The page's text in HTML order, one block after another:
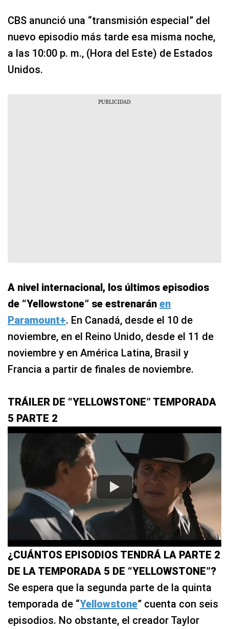
CBS anunció una “transmisión especial” del
nuevo episodio más tarde esa misma noche,
a las 10:00 p. m., (Hora del Este) de Estados
Unidos.
A nivel internacional, los últimos episodios
de “Yellowstone” se estrenarán en
Paramount+. En Canadá, desde el 10 de
noviembre, en el Reino Unido, desde el 11 de
noviembre y en América Latina, Brasil y
Francia a partir de finales de noviembre.
TRÁILER DE “YELLOWSTONE” TEMPORADA
5 PARTE 2
¿CUÁNTOS EPISODIOS TENDRÁ LA PARTE 2
DE LA TEMPORADA 5 DE “YELLOWSTONE”?
Se espera que la segunda parte de la quinta
temporada de “Yellowstone” cuenta con seis
episodios. No obstante, el creador Taylor